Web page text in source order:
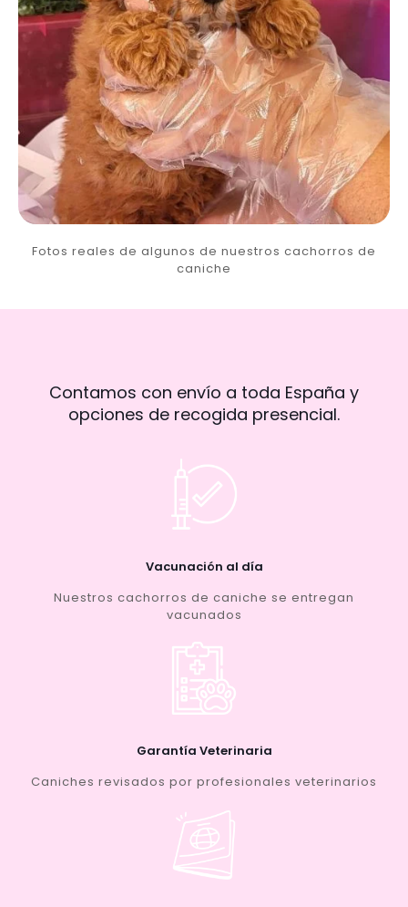
Fotos reales de algunos de nuestros cachorros de
caniche
Contamos con envío a toda España y
opciones de recogida presencial.
Vacunación al día
Nuestros cachorros de caniche se entregan
vacunados
Garantía Veterinaria
Caniches revisados por profesionales veterinarios